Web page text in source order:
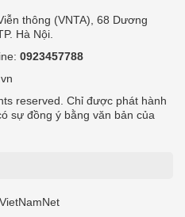
thông (VNTA), 68 Dương
Hà Nội.
0923457788
reserved. Chỉ được phát hành
sự đồng ý bằng văn bản của